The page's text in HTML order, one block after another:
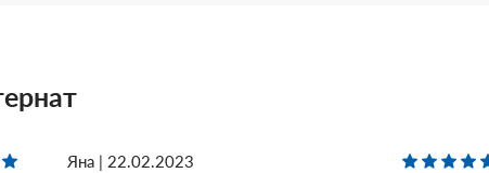
Яна | 22.02.2023